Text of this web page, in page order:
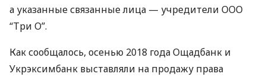
а указанные связанные лица — учредители ООО
“Три О”.
Как сообщалось, осенью 2018 года Ощадбанк и
Укрэксимбанк выставляли на продажу права